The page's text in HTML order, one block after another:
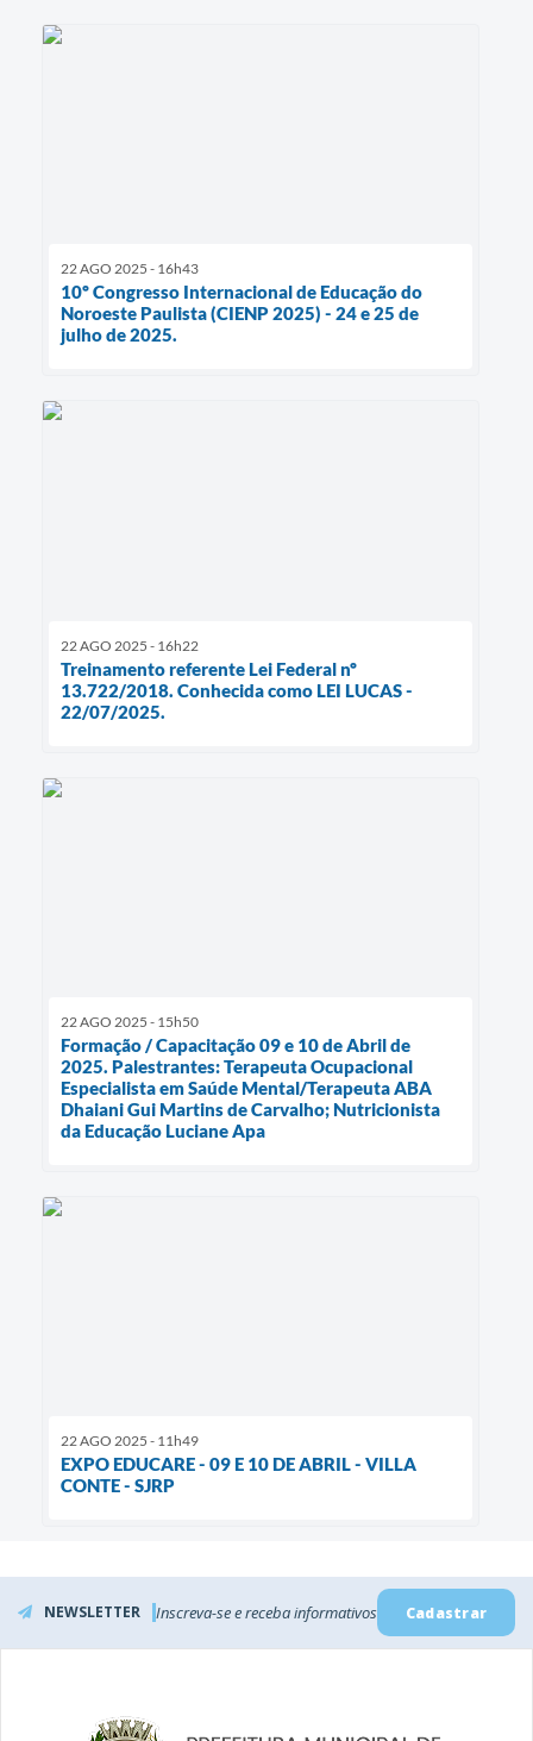
22 AGO 2025 - 16h43
10º Congresso Internacional de Educação do
Noroeste Paulista (CIENP 2025) - 24 e 25 de
julho de 2025.
22 AGO 2025 - 16h22
Treinamento referente Lei Federal nº
13.722/2018. Conhecida como LEI LUCAS -
22/07/2025.
22 AGO 2025 - 15h50
Formação / Capacitação 09 e 10 de Abril de
2025. Palestrantes: Terapeuta Ocupacional
Especialista em Saúde Mental/Terapeuta ABA
Dhaiani Gui Martins de Carvalho; Nutricionista
da Educação Luciane Apa
22 AGO 2025 - 11h49
EXPO EDUCARE - 09 E 10 DE ABRIL - VILLA
CONTE - SJRP
NEWSLETTER Inscreva-se e receba informativos Cadastrar